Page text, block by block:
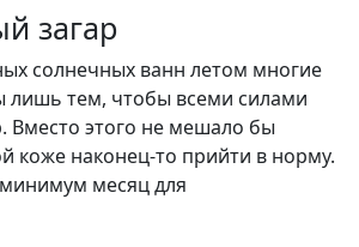
загар
солнечных ванн летом многие
лишь тем, чтобы всеми силами
Вместо этого не мешало бы
коже наконец-то прийти в норму.
минимум месяц для